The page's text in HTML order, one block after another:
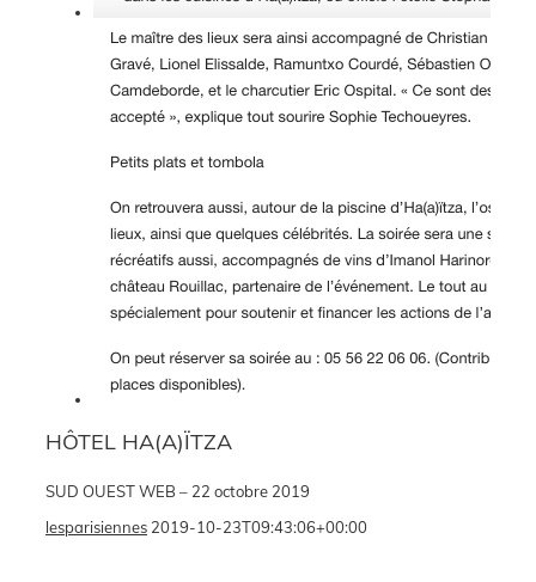
HÔTEL HA(A)ÏTZA
SUD OUEST WEB – 22 octobre 2019
lesparisiennes 2019-10-23T09:43:06+00:00